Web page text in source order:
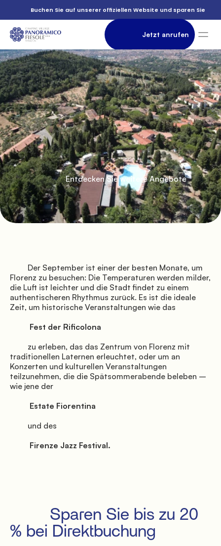
          Buchen Sie auf unserer offiziellen Website und sparen Sie
                Jetzt anrufen
               Unterkunft
               Stellplätze
               Dienstleistungen
September
          In der
Campingplatz
          a
          Florenz
          Entdecken Sie weitere Angebote
Florenz zu besuchen: Die Temperaturen werden milder,
die Luft ist leichter und die Stadt findet zu einem
authentischeren Rhythmus zurück. Es ist die ideale
Zeit, um historische Veranstaltungen wie das
traditionellen Laternen erleuchtet, oder um an
Konzerten und kulturellen Veranstaltungen
teilzunehmen, die die Spätsommerabende beleben –
wie jene der
% bei Direktbuchung